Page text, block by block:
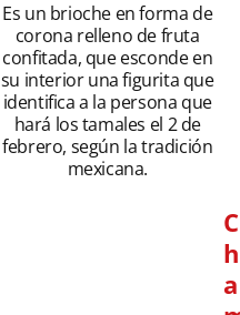
Es un brioche en forma de
corona relleno de fruta
confitada, que esconde en
su interior una figurita que
identifica a la persona que
hará los tamales el 2 de
febrero, según la tradición
mexicana.
C
h
a